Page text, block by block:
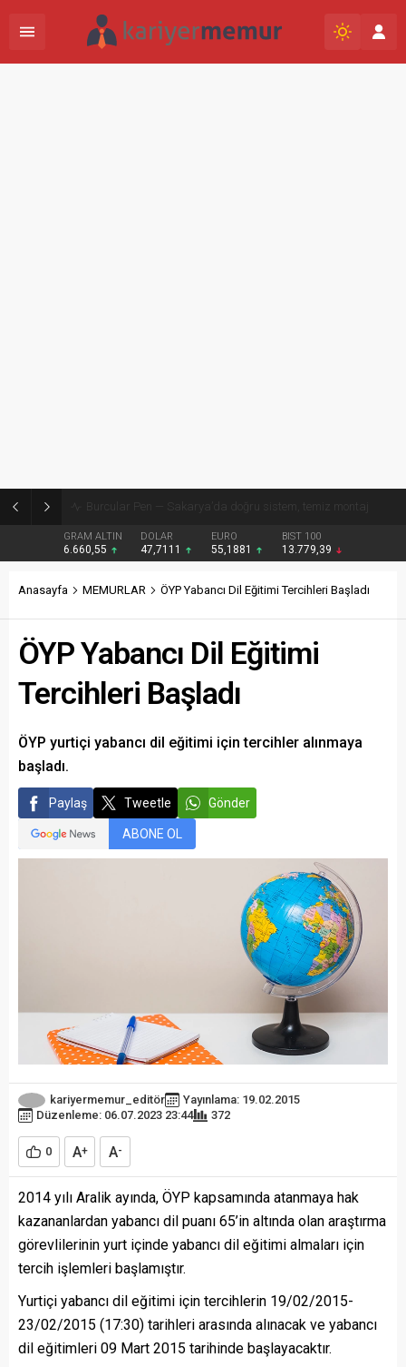
Burcular Pen — Sakarya’da doğru sistem, temiz montaj
GRAM ALTIN
6.660,55
DOLAR
47,7111
EURO
55,1881
BIST 100
13.779,39
Anasayfa MEMURLAR ÖYP Yabancı Dil Eğitimi Tercihleri Başladı
ÖYP Yabancı Dil Eğitimi
Tercihleri Başladı
ÖYP yurtiçi yabancı dil eğitimi için tercihler alınmaya
başladı.
Paylaş Tweetle Gönder
ABONE OL
kariyermemur_editör
Yayınlama: 19.02.2015
Düzenleme: 06.07.2023 23:44
372
0 A+ A-
2014 yılı Aralik ayında, ÖYP kapsamında atanmaya hak
kazananlardan yabancı dil puanı 65’in altında olan araştırma
görevlilerinin yurt içinde yabancı dil eğitimi almaları için
tercih işlemleri başlamıştır.
Yurtiçi yabancı dil eğitimi için tercihlerin 19/02/2015-
23/02/2015 (17:30) tarihleri arasında alınacak ve yabancı
dil eğitimleri 09 Mart 2015 tarihinde başlayacaktır.